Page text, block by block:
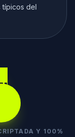
del
Y 100%